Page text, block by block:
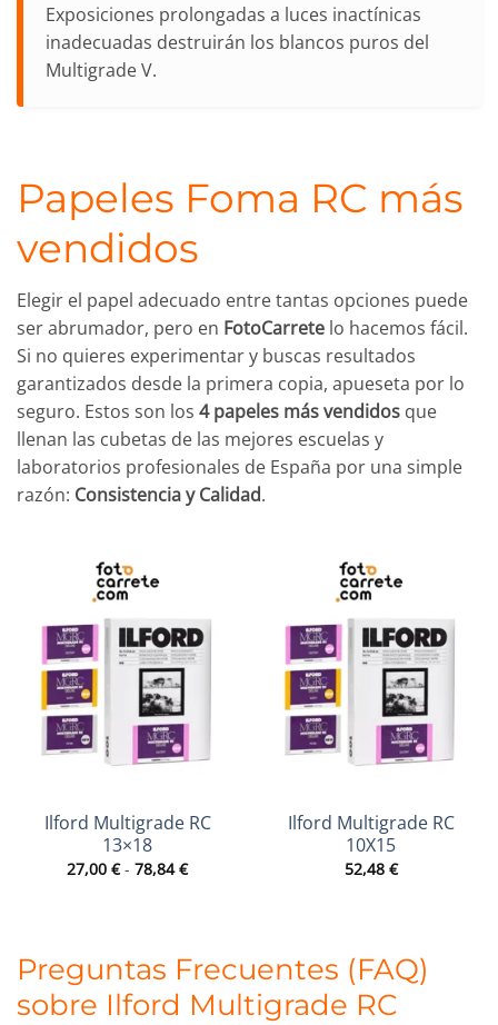
Exposiciones prolongadas a luces inactínicas
inadecuadas destruirán los blancos puros del
Multigrade V.
Papeles Foma RC más
vendidos
Elegir el papel adecuado entre tantas opciones puede
ser abrumador, pero en FotoCarrete lo hacemos fácil.
Si no quieres experimentar y buscas resultados
garantizados desde la primera copia, apueseta por lo
seguro. Estos son los 4 papeles más vendidos que
llenan las cubetas de las mejores escuelas y
laboratorios profesionales de España por una simple
razón: Consistencia y Calidad.
Ilford Multigrade RC
13×18
27,00 € - 78,84€Rango
de
78,84 €
Ilford Multigrade RC
10X15
52,48 €
Preguntas Frecuentes (FAQ)
sobre Ilford Multigrade RC